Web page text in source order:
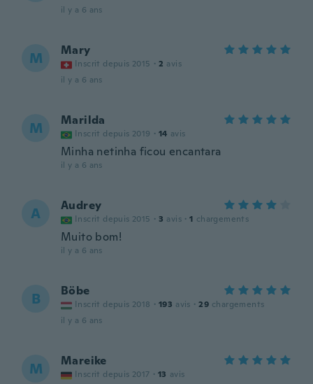
il y a 6 ans
M Mary
Inscrit depuis 2015 · 2 avis
il y a 6 ans
M Marilda
Inscrit depuis 2019 · 14 avis
Minha netinha ficou encantara
il y a 6 ans
A Audrey
Inscrit depuis 2015 · 3 avis · 1 chargements
Muito bom!
il y a 6 ans
B Böbe
Inscrit depuis 2018 · 193 avis · 29 chargements
il y a 6 ans
M Mareike
Inscrit depuis 2017 · 13 avis